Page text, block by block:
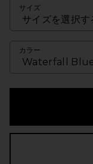
サイズ
カラー